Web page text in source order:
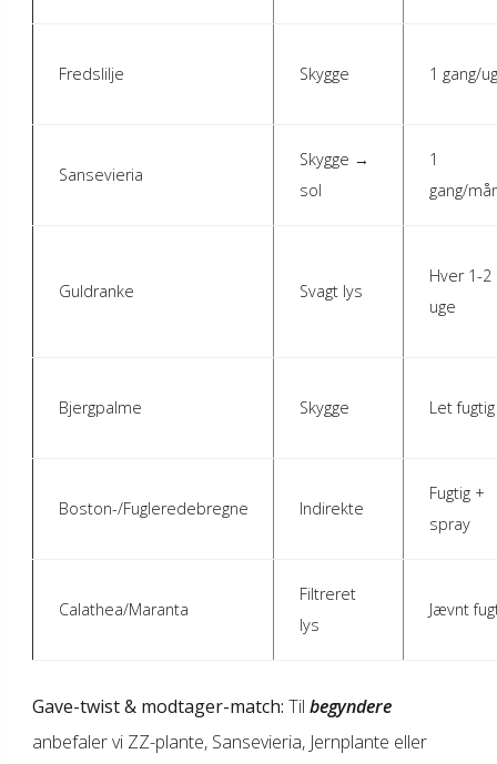
Fredslilje Skygge 1 gang/
Sansevieria
Skygge →
sol
1
gang/
Guldranke Svagt lys
Hver 1-2
uge
Bjergpalme Skygge Let fugtig
Boston-/Fugleredebregne Indirekte
Fugtig +
spray
Calathea/Maranta
Filtreret
lys
Jævnt
Gave-twist & modtager-match: Til begyndere
anbefaler vi ZZ-plante, Sansevieria, Jernplante eller